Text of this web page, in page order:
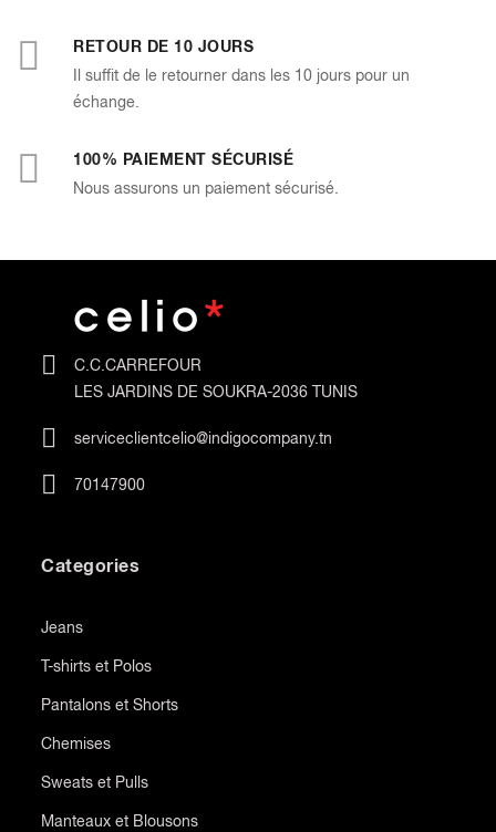
RETOUR DE 10 JOURS
Il suffit de le retourner dans les 10 jours pour un
échange.
100% PAIEMENT SÉCURISÉ
Nous assurons un paiement sécurisé.
C.C.CARREFOUR
LES JARDINS DE SOUKRA-2036 TUNIS
serviceclientcelio@indigocompany.tn
70147900
Categories
Jeans
T-shirts et Polos
Pantalons et Shorts
Chemises
Sweats et Pulls
Manteaux et Blousons